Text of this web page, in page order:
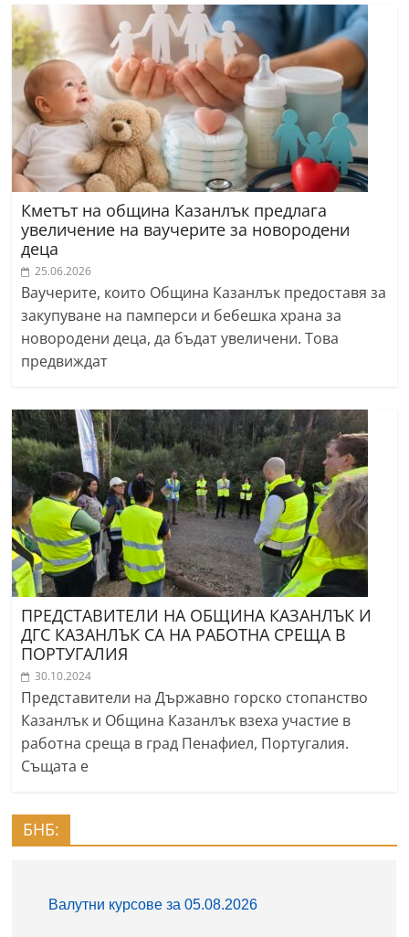
Кметът на община Казанлък предлага
увеличение на ваучерите за новородени
деца
25.06.2026
Ваучерите, които Община Казанлък предоставя за
закупуване на памперси и бебешка храна за
новородени деца, да бъдат увеличени. Това
предвиждат
ПРЕДСТАВИТЕЛИ НА ОБЩИНА КАЗАНЛЪК И
ДГС КАЗАНЛЪК СА НА РАБОТНА СРЕЩА В
ПОРТУГАЛИЯ
30.10.2024
Представители на Държавно горско стопанство
Казанлък и Община Казанлък взеха участие в
работна среща в град Пенафиел, Португалия.
Същата е
БНБ: